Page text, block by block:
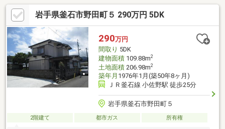
交換、洗面化粧台交換●内装間取変更、クロス張替え、畳表替
え、障子・襖張替え●その他設備インターホン設置、火災警報器
設置、照明器具交換【おすすめポイント】・本物件は条件により
住宅ローン減税が適用されます。・雨漏り、構造上主要な部分の
欠陥や・腐食、給排水管の故障や漏水についてお引渡しより２年
間保証・お客様に合わせ
岩手県釜石市野田町５ 290万円 5DK
290万円
間取り 5DK
建物面積109.88m2
土地面積206.98m2
築年月 1976年1月(築50年8ヶ月)
ＪＲ釜石線 小佐野駅 徒歩25分
岩手県釜石市野田町５
2階建て 都市ガス 所有権